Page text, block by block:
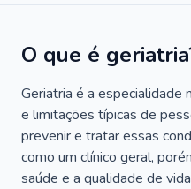
O que é
Geriatria é a especialidade
e limitações típicas de
prevenir e tratar essas
como um clínico geral,
saúde e a qualidade de